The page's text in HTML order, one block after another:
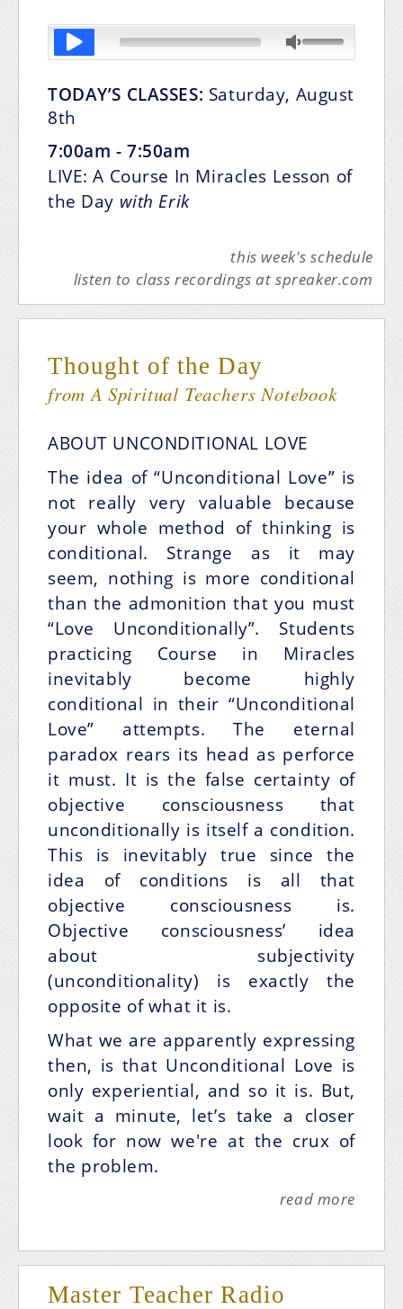
TODAY’S CLASSES: Saturday, August
8th
7:00am - 7:50am
LIVE: A Course In Miracles Lesson of
the Day with Erik
this week's schedule
listen to class recordings at spreaker.com
Master Teacher Radio
Thought of the Day
from A Spiritual Teachers Notebook
ABOUT UNCONDITIONAL LOVE
The idea of “Unconditional Love” is
not really very valuable because
your whole method of thinking is
conditional. Strange as it may
seem, nothing is more conditional
than the admonition that you must
“Love Unconditionally”. Students
practicing Course in Miracles
inevitably become highly
conditional in their “Unconditional
Love” attempts. The eternal
paradox rears its head as perforce
it must. It is the false certainty of
objective consciousness that
unconditionally is itself a condition.
This is inevitably true since the
idea of conditions is all that
objective consciousness is.
Objective consciousness’ idea
about subjectivity
(unconditionality) is exactly the
opposite of what it is.
What we are apparently expressing
then, is that Unconditional Love is
only experiential, and so it is. But,
wait a minute, let’s take a closer
look for now we're at the crux of
the problem.
read more